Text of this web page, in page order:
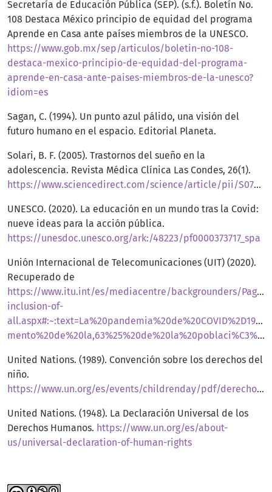
Secretaría de Educación Pública (SEP). (s.f.). Boletín No.
108 Destaca México principio de equidad del programa
Aprende en Casa ante países miembros de la UNESCO.
https://www.gob.mx/sep/articulos/boletin-no-108-
destaca-mexico-principio-de-equidad-del-programa-
aprende-en-casa-ante-paises-miembros-de-la-unesco?
idiom=es
Sagan, C. (1994). Un punto azul pálido, una visión del
futuro humano en el espacio. Editorial Planeta.
Solari, B. F. (2005). Trastornos del sueño en la
adolescencia. Revista Médica Clínica Las Condes, 26(1).
https://www.sciencedirect.com/science/article/pii/S0716864015000103
UNESCO. (2020). La educación en un mundo tras la Covid:
nueve ideas para la acción pública.
https://unesdoc.unesco.org/ark:/48223/pf0000373717_spa
Unión Internacional de Telecomunicaciones (UIT) (2020).
Recuperado de
https://www.itu.int/es/mediacentre/backgrounders/
inclusion-of-
mento%20de%20la,63%25%20de%20la%20poblaci%C3%B3n%20mundial
United Nations. (1989). Convención sobre los derechos del
niño.
https://www.un.org/es/events/childrenday/pdf/derechos.pdf
United Nations. (1948). La Declaración Universal de los
Derechos Humanos. https://www.un.org/es/about-
us/universal-declaration-of-human-rights